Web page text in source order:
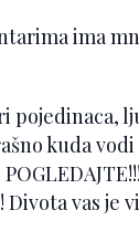
ima
pojedinaca,
kuda
vas je